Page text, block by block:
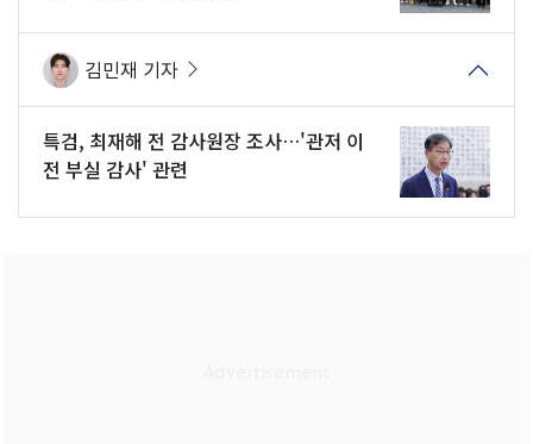
김민재 기자
특검, 최재해 전 감사원장 조사…'관저 이
전 부실 감사' 관련